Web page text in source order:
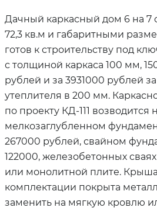
Дачный каркасный дом 6 на
72,3 кв.м и габаритными
готов к строительству под
с толщиной каркаса 100 мм,
рублей и за 3931000 рублей
утеплителя в 200 мм.
по проекту КД-111 возводится
мелкозаглубленном
267000 рублей, свайном
122000, железобетонных
или монолитной плите.
комплектации покрыта
заменить на мягкую кровлю